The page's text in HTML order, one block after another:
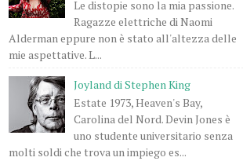
Le distopie sono la mia passione.
Ragazze elettriche di Naomi
Alderman eppure non è stato all'altezza delle
mie aspettative. L...
Joyland di Stephen King
Estate 1973, Heaven's Bay,
Carolina del Nord. Devin Jones è
uno studente universitario senza
molti soldi che trova un impiego es...